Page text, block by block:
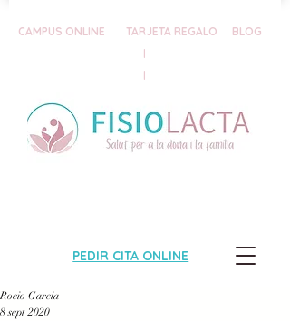
PEDIR CITA ONLINE
CAMPUS ONLINE TARJETA REGALO BLOG
Rocio Garcia
8 sept 2020